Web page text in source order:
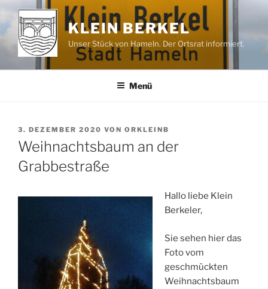
Zum
Inhalt
springen
KLEIN BERKEL
Unser Stück von Hameln. Der Ortsrat informiert.
Menü
VERÖFFENTLICHT
AM
3. DEZEMBER 2020 VON ORKLEINB
Weihnachtsbaum an der
Grabbestraße
Hallo liebe Klein
Berkeler,
Sie sehen hier das
Foto vom
geschmückten
Weihnachtsbaum